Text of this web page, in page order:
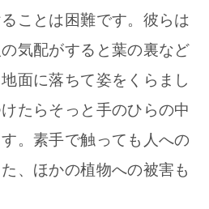
ことは困難です。彼らは
気配がすると葉の裏など
面に落ちて姿をくらまし
たらそっと手のひらの中
。素手で触っても人への
、ほかの植物への被害も